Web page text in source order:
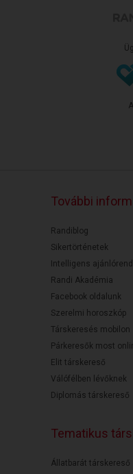
További
Randiblog
Sikertörténetek
Intelligens
Randi Akadémia
Facebook oldalunk
Szerelmi horoszkóp
Társkeresés mobilon
Párkeresők most
Elit társkereső
Válófélben lévőknek
Diplomás társkereső
Tematikus
Állatbarát társkereső